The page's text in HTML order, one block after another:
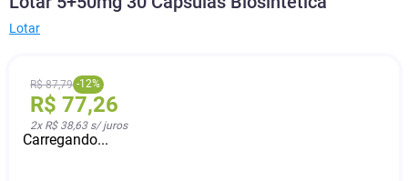
Lotar
R$ 87,79 -12%
R$ 77,26
2x R$ 38,63s/ juros
Carregando...